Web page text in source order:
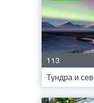
113
Тундра и